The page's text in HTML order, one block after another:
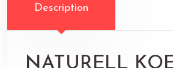
Description
NATURELL